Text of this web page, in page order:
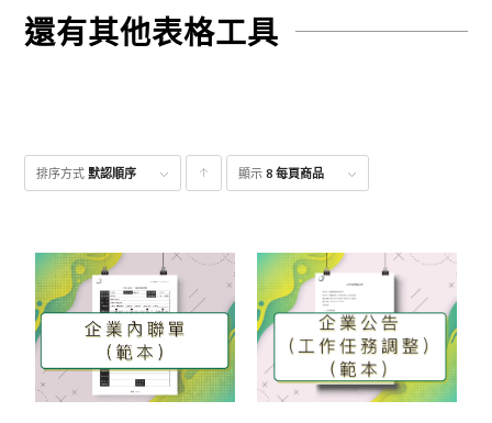
還有其他表格工具
排序方式默認順序 點
品
顯示8 每頁商品